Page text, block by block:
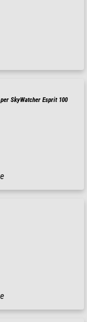
SkyWatcher Esprit 100